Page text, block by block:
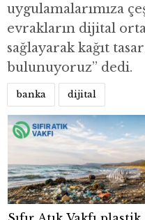
uygulamalarımıza
evrakların dijital
sağlayarak kağıt
bulunuyoruz” dedi.
banka dijital